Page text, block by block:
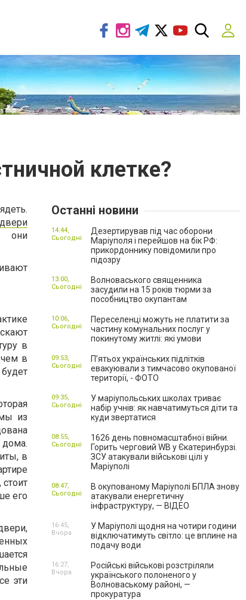
клетке?
они
в
чем в
из
в
его
эти
Останні новини
Дезертирував під час оборони
Маріуполя і перейшов на бік РФ:
прикордоннику повідомили про
підозру
14:44,
Сьогодні
Волноваського священника
засудили на 15 років тюрми за
пособництво окупантам
13:00,
Сьогодні
Переселенці можуть не платити за
частину комунальних послуг у
покинутому житлі: які умови
10:06,
Сьогодні
П’ятьох українських підлітків
евакуювали з тимчасово окупованої
території, - ФОТО
09:53,
Сьогодні
У маріупольських школах триває
набір учнів: як навчатимуться діти та
куди звертатися
09:35,
Сьогодні
1626 день повномасштабної війни.
Горить черговий WB у Єкатеринбурзі.
ЗСУ атакували військові цілі у
Маріуполі
08:55,
Сьогодні
В окупованому Маріуполі БПЛА знову
атакували енергетичну
інфраструктуру, — ВІДЕО
08:47,
Сьогодні
У Маріуполі щодня на чотири години
відключатимуть світло: це вплине на
подачу води
16:45,
Вчора
Російські військові розстріляли
українського полоненого у
Волноваському районі, —
прокуратура
16:27,
Вчора